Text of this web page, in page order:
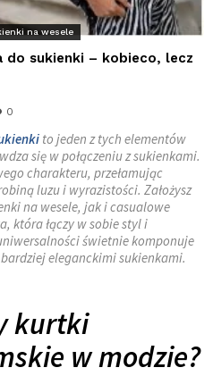
na wesele
do sukienki – kobieco, lecz
0
to jeden z tych elementów
się w połączeniu z sukienkami.
charakteru, przełamując
luzu i wyrazistości. Założysz
na wesele, jak i casualowe
która łączy w sobie styl i
świetnie komponuje
eleganckimi sukienkami.
kurtki
w modzie?